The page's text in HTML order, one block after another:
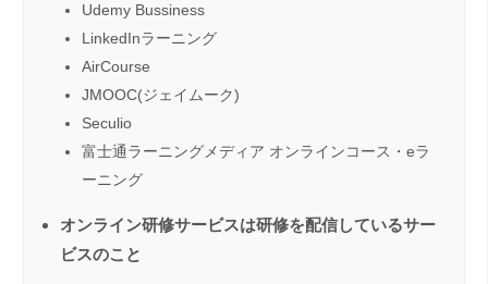
Udemy Bussiness
LinkedInラーニング
AirCourse
JMOOC(ジェイムーク)
Seculio
富士通ラーニングメディア オンラインコース・eラ
ーニング
オンライン研修サービスは研修を配信しているサー
ビスのこと